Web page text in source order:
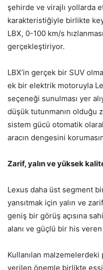
şehirde ve virajlı yollarda
karakteristiğiyle birlikte
LBX, 0-100 km/s
gerçekleştiriyor.
LBX’in gerçek bir SUV
ek bir elektrik motoruyla
seçeneği sunulması yer
düşük tutunmanın olduğu
sistem gücü otomatik
aracın dengesini
Zarif, yalın ve yüksek
Lexus daha üst segment
yansıtmak için yalın ve
geniş bir görüş açısına
alanı ve güçlü bir his
Kullanılan
verilen önemle birlikte